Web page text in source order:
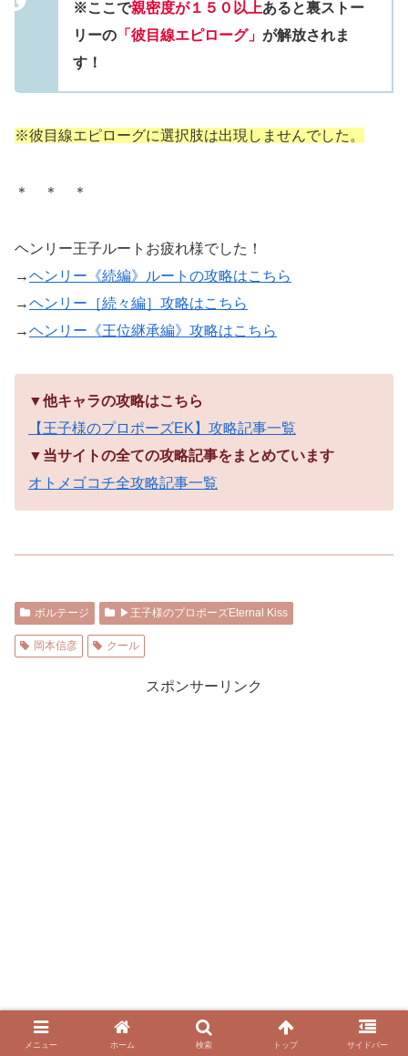
※ここで親密度が１５０以上あると裏ストー
リーの 「彼目線エピローグ」 が解放されま
す！
※彼目線エピローグに選択肢は出現しませんでした。
＊ ＊ ＊
ヘンリー王子ルートお疲れ様でした！
→ヘンリー《続編》ルートの攻略はこちら
→ヘンリー［続々編］攻略はこちら
→ヘンリー《王位継承編》攻略はこちら
▼他キャラの攻略はこちら
【王子様のプロポーズEK】攻略記事一覧
▼当サイトの全ての攻略記事をまとめています
オトメゴコチ全攻略記事一覧
ボルテージ ▶︎王子様のプロポーズEternal Kiss
岡本信彦 クール
スポンサーリンク
メニュー ホーム 検索 トップ サイドバー